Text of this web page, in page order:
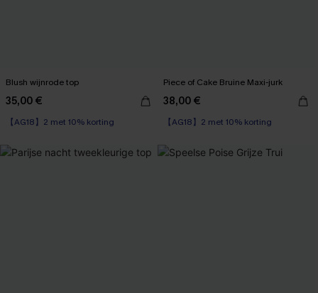
Blush wijnrode top
35,00 €
【AG18】2 met 10% korting
Piece of Cake Bruine Maxi-jurk
38,00 €
【AG18】2 met 10% korting